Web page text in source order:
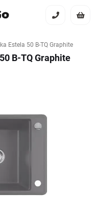
Estela 50 B-TQ Graphite
B-TQ Graphite